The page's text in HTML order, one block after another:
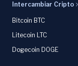
Intercambiar Cripto
Bitcoin BTC
Litecoin LTC
Dogecoin DOGE